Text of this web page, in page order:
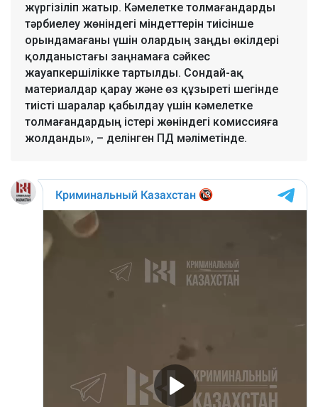
жүргізіліп жатыр. Кәмелетке толмағандарды
тәрбиелеу жөніндегі міндеттерін тиісінше
орындамағаны үшін олардың заңды өкілдері
қолданыстағы заңнамаға сәйкес
жауапкершілікке тартылды. Сондай-ақ
материалдар қарау және өз құзыреті шегінде
тиісті шаралар қабылдау үшін кәмелетке
толмағандардың істері жөніндегі комиссияға
жолданды», – делінген ПД мәліметінде.